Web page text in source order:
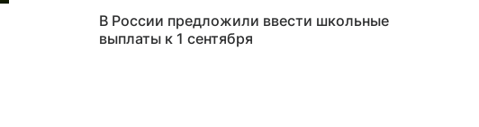
В России предложили ввести школьные
выплаты к 1 сентября